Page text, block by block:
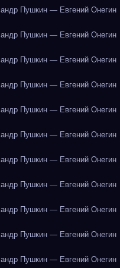
Пушкин — Евгений Онегин
Пушкин — Евгений Онегин
Пушкин — Евгений Онегин
Пушкин — Евгений Онегин
Пушкин — Евгений Онегин
Пушкин — Евгений Онегин
Пушкин — Евгений Онегин
Пушкин — Евгений Онегин
Пушкин — Евгений Онегин
Пушкин — Евгений Онегин
Пушкин — Евгений Онегин